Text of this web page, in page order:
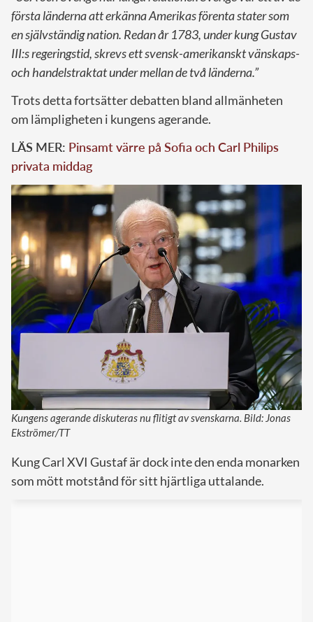
första länderna att erkänna Amerikas förenta stater som
en självständig nation. Redan år 1783, under kung Gustav
III:s regeringstid, skrevs ett svensk-amerikanskt vänskaps-
och handelstraktat under mellan de två länderna.”
Trots detta fortsätter debatten bland allmänheten
om lämpligheten i kungens agerande.
LÄS MER: Pinsamt värre på Sofia och Carl Philips
privata middag
Kungens agerande diskuteras nu flitigt av svenskarna. Bild: Jonas
Ekströmer/TT
Kung Carl XVI Gustaf är dock inte den enda monarken
som mött motstånd för sitt hjärtliga uttalande.